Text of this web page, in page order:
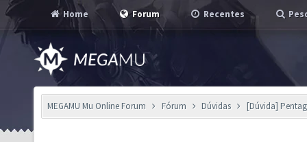
Home Forum Recentes
MEGAMU Mu Online Forum Fórum Dúvidas [Dúvida]